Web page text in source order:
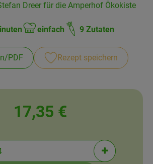
im Wert von 25 Euro
Dreer für die Amperhof Ökokiste
Schwierigkeit:
einfach 9 Zutaten
​PDF Rezept speichern
17,35 €
verringern (aktuell 4 PortionenPortionen